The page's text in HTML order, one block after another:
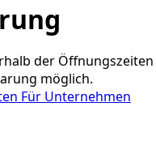
der Öffnungszeiten
möglich.
Für Unternehmen